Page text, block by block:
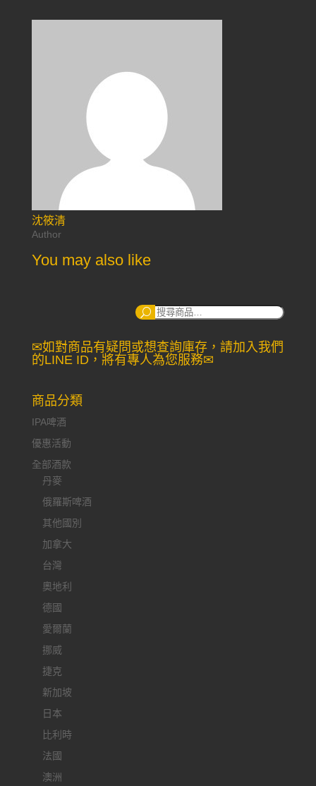
沈筱清
Author
You may also like
搜
✉如對商品有疑問或想查詢庫存，請加入我們
的LINE ID，將有專人為您服務✉
商品分類
IPA啤酒
優惠活動
全部酒款
丹麥
俄羅斯啤酒
其他國別
加拿大
台灣
奧地利
德國
愛爾蘭
挪威
捷克
新加坡
日本
比利時
法國
澳洲